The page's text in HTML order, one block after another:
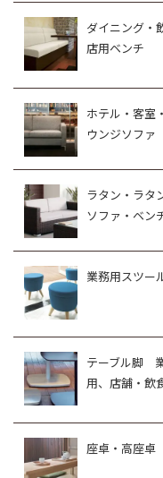
ダイニング・
店用ベンチ
ホテル・客室
ウンジソファ
ラタン・ラタ
ソファ・ベン
業務用スツー
テーブル脚
用、店舗・飲
座卓・高座卓